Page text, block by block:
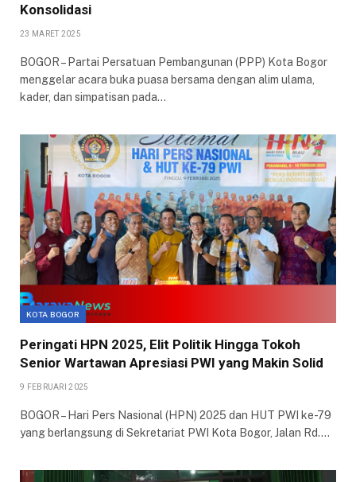
Konsolidasi
23 MARET 2025
BOGOR – Partai Persatuan Pembangunan (PPP) Kota Bogor
menggelar acara buka puasa bersama dengan alim ulama,
kader, dan simpatisan pada…
KOTA BOGOR
Peringati HPN 2025, Elit Politik Hingga Tokoh
Senior Wartawan Apresiasi PWI yang Makin Solid
9 FEBRUARI 2025
BOGOR – Hari Pers Nasional (HPN) 2025 dan HUT PWI ke-79
yang berlangsung di Sekretariat PWI Kota Bogor, Jalan Rd.…